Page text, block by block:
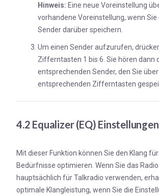
Hinweis: Eine neue Voreinstellung
vorhandene Voreinstellung, wenn Sie
Sender darüber speichern.
Um einen Sender aufzurufen,
Zifferntasten 1 bis 6. Sie hören dann
entsprechenden Sender, den Sie
entsprechenden Zifferntasten
4.2 Equalizer (EQ) Einstellungen
Mit dieser Funktion können Sie den Klang
Bedürfnisse optimieren. Wenn Sie das
hauptsächlich für Talkradio verwenden,
optimale Klangleistung, wenn Sie die